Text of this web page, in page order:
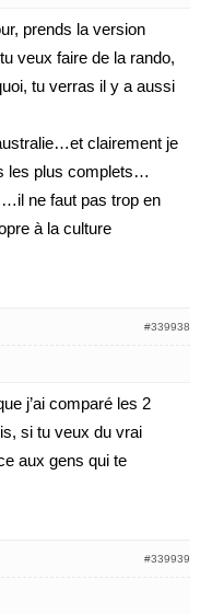
prends la version
veux faire de la rando,
tu verras il y a aussi
clairement je
les plus complets…
ne faut pas trop en
à la culture
#339938
j’ai comparé les 2
si tu veux du vrai
aux gens qui te
#339939